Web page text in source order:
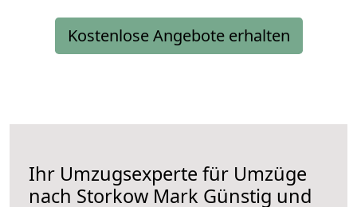
Kostenlose Angebote erhalten
Ihr Umzugsexperte für Umzüge
nach Storkow Mark Günstig und